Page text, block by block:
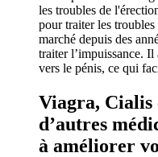
les troubles de
pour traiter les
marché depuis des
traiter l’impuissance.
vers le pénis, ce qui
Viagra, Cialis
d’autres
à améliorer